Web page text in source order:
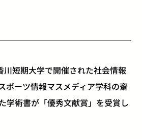
短期大学で開催された社会情報
ポーツ情報マスメディア学科の齋
学術書が「優秀文献賞」を受賞し